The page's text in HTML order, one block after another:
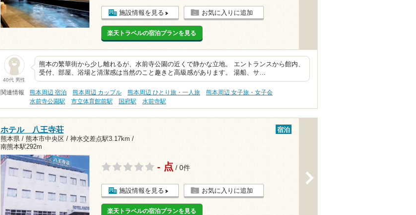
施設情報を見る お気に入りに追加
楽天トラベルの宿泊プランを見る
40代 男性
熊本の繁華街から少し離れるが、水前寺公園の近くで静かな立地。 エントランスから館内、
受付、部屋、浴場と清潔感は当然のこと趣きと高級感があります。 湯船、サ…
関連情報 熊本周辺 宿泊 熊本周辺 カップル 熊本周辺 ひとり旅・一人旅
熊本周辺 女子旅・女子会
水前寺公園駅
市立体育館前駅 国府駅 水前寺駅
ホテル 八王寺荘
熊本県 / 熊本市中央区 / 神水交差点駅3.17km /
南熊本駅292m
宿泊
- 点 / 0件
施設情報を見る お気に入りに追加
楽天トラベルの宿泊プランを見る